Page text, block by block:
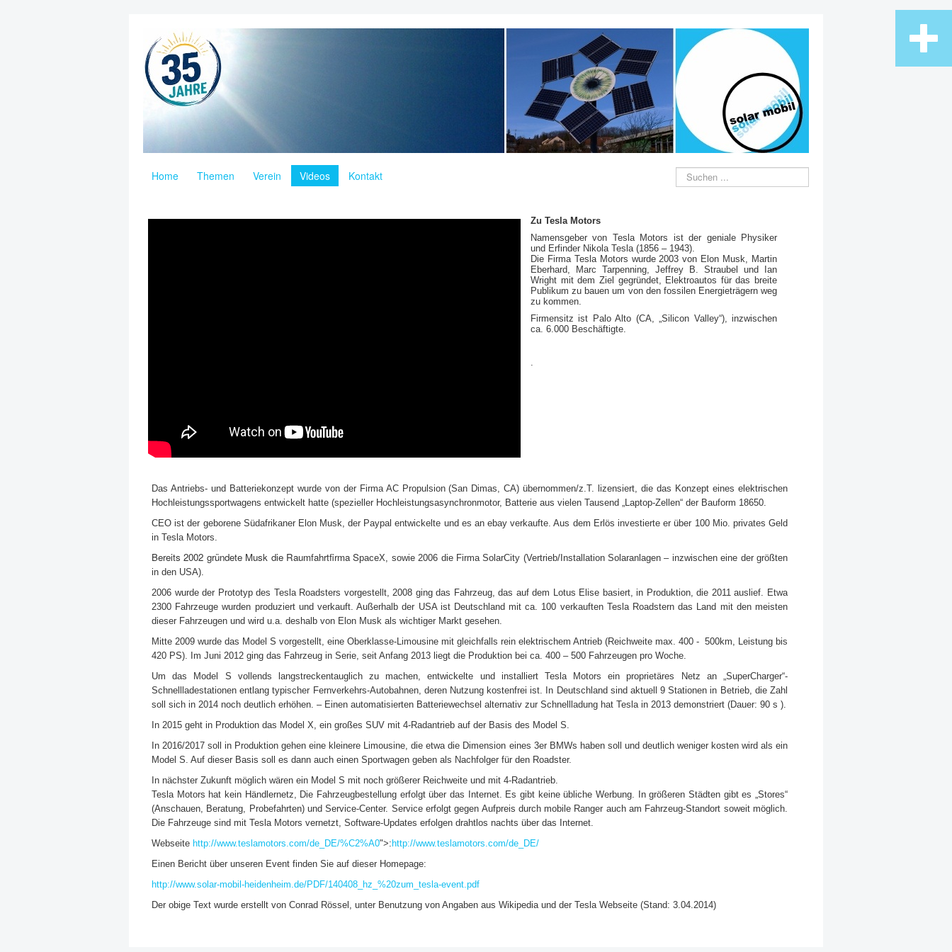
Home Themen Verein Videos Kontakt Suche
Zu Tesla Motors
Namensgeber von Tesla Motors ist der geniale Physiker
und Erfinder Nikola Tesla (1856 – 1943).
Die Firma Tesla Motors wurde 2003 von Elon Musk, Martin
Eberhard, Marc Tarpenning, Jeffrey B. Straubel und Ian
Wright mit dem Ziel gegründet, Elektroautos für das breite
Publikum zu bauen um von den fossilen Energieträgern weg
zu kommen.
Firmensitz ist Palo Alto (CA, „Silicon Valley“), inzwischen
ca. 6.000 Beschäftigte.
.
Das Antriebs- und Batteriekonzept wurde von der Firma AC Propulsion (San Dimas, CA) übernommen/z.T. lizensiert, die das Konzept eines elektrischen
Hochleistungssportwagens entwickelt hatte (spezieller Hochleistungsasynchronmotor, Batterie aus vielen Tausend „Laptop-Zellen“ der Bauform 18650.
CEO ist der geborene Südafrikaner Elon Musk, der Paypal entwickelte und es an ebay verkaufte. Aus dem Erlös investierte er über 100 Mio. privates Geld
in Tesla Motors.
Bereits 2002 gründete Musk die Raumfahrtfirma SpaceX, sowie 2006 die Firma SolarCity (Vertrieb/Installation Solaranlagen – inzwischen eine der größten
in den USA).
2006 wurde der Prototyp des Tesla Roadsters vorgestellt, 2008 ging das Fahrzeug, das auf dem Lotus Elise basiert, in Produktion, die 2011 auslief. Etwa
2300 Fahrzeuge wurden produziert und verkauft. Außerhalb der USA ist Deutschland mit ca. 100 verkauften Tesla Roadstern das Land mit den meisten
dieser Fahrzeugen und wird u.a. deshalb von Elon Musk als wichtiger Markt gesehen.
Mitte 2009 wurde das Model S vorgestellt, eine Oberklasse-Limousine mit gleichfalls rein elektrischem Antrieb (Reichweite max. 400 - 500km, Leistung bis
420 PS). Im Juni 2012 ging das Fahrzeug in Serie, seit Anfang 2013 liegt die Produktion bei ca. 400 – 500 Fahrzeugen pro Woche.
Um das Model S vollends langstreckentauglich zu machen, entwickelte und installiert Tesla Motors ein proprietäres Netz an „SuperCharger“-
Schnellladestationen entlang typischer Fernverkehrs-Autobahnen, deren Nutzung kostenfrei ist. In Deutschland sind aktuell 9 Stationen in Betrieb, die Zahl
soll sich in 2014 noch deutlich erhöhen. – Einen automatisierten Batteriewechsel alternativ zur Schnellladung hat Tesla in 2013 demonstriert (Dauer: 90 s ).
In 2015 geht in Produktion das Model X, ein großes SUV mit 4-Radantrieb auf der Basis des Model S.
In 2016/2017 soll in Produktion gehen eine kleinere Limousine, die etwa die Dimension eines 3er BMWs haben soll und deutlich weniger kosten wird als ein
Model S. Auf dieser Basis soll es dann auch einen Sportwagen geben als Nachfolger für den Roadster.
In nächster Zukunft möglich wären ein Model S mit noch größerer Reichweite und mit 4-Radantrieb.
Tesla Motors hat kein Händlernetz, Die Fahrzeugbestellung erfolgt über das Internet. Es gibt keine übliche Werbung. In größeren Städten gibt es „Stores“
(Anschauen, Beratung, Probefahrten) und Service-Center. Service erfolgt gegen Aufpreis durch mobile Ranger auch am Fahrzeug-Standort soweit möglich.
Die Fahrzeuge sind mit Tesla Motors vernetzt, Software-Updates erfolgen drahtlos nachts über das Internet.
Webseite http://www.teslamotors.com/de_DE/%C2%A0">: http://www.teslamotors.com/de_DE/
Einen Bericht über unseren Event finden Sie auf dieser Homepage:
http://www.solar-mobil-heidenheim.de/PDF/140408_hz_%20zum_tesla-event.pdf
Der obige Text wurde erstellt von Conrad Rössel, unter Benutzung von Angaben aus Wikipedia und der Tesla Webseite (Stand: 3.04.2014)